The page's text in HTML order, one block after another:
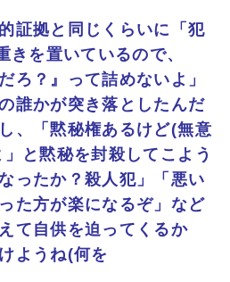
証拠と同じくらいに「犯
きを置いているので、
ろ？』って詰めないよ」
誰かが突き落としたんだ
、「黙秘権あるけど(無意
と黙秘を封殺してこよう
ったか？殺人犯」「悪い
た方が楽になるぞ」など
て自供を迫ってくるか
ようね(何を